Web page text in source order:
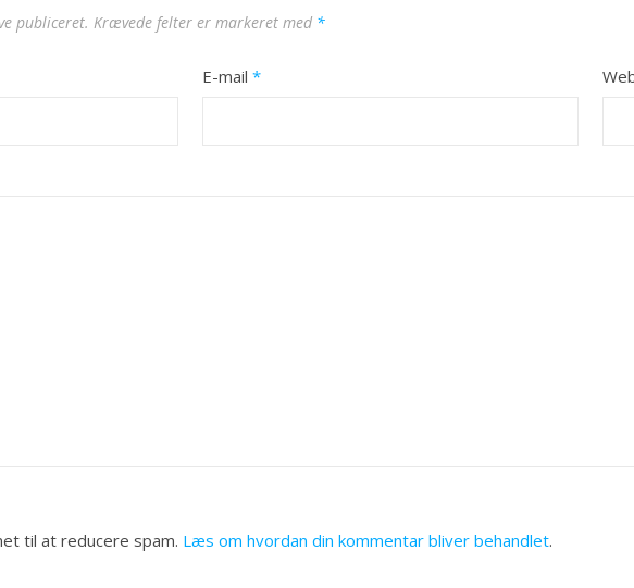
publiceret. Krævede felter er markeret med *
E-mail*
til at reducere spam. Læs om hvordan din kommentar bliver behandlet.